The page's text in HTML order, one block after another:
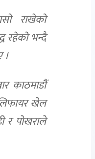
राखेको
रहेको भन्दै
।
काठमाडौं
खेल
र पोखराले